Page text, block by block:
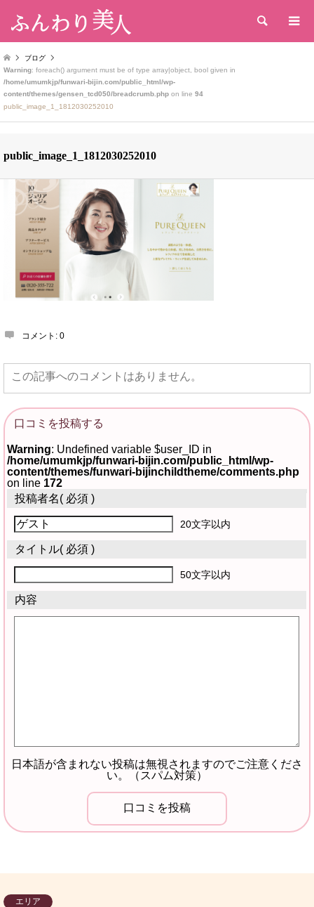
検索
ブログ
Warning: foreach() argument must be of type array|object, bool given in
/home/umumkjp/funwari-bijin.com/public_html/wp-
content/themes/gensen_tcd050/breadcrumb.php on line 94
public_image_1_1812030252010
public_image_1_1812030252010
コメント: 0
この記事へのコメントはありません。
口コミを投稿する
Warning : Undefined variable $user_ID in
/home/umumkjp/funwari-bijin.com/public_html/wp-
content/themes/funwari-bijinchildtheme/comments.php
on line 172
投稿者名( 必須 )
20文字以内
タイトル( 必須 )
50文字以内
内容
日本語が含まれない投稿は無視されますのでご注意くださ
い。（スパム対策）
エリア